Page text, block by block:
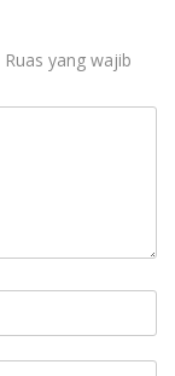
Ruas yang wajib